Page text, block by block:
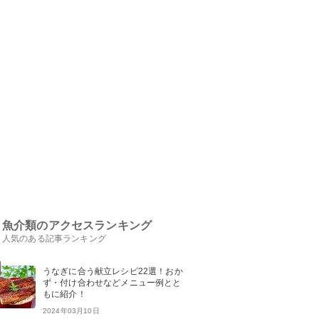
魚介類のアクセスランキング
人気のある記事ランキング
うなぎに合う献立レシピ22選！おか
ず・付け合わせなどメニュー例とと
もに紹介！
2024年03月10日